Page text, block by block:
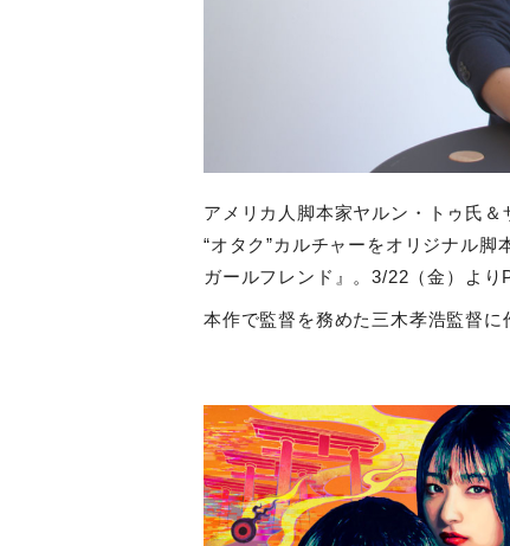
アメリカ人脚本家ヤルン・トゥ氏＆
“オタク”カルチャーをオリジナル脚
ガールフレンド』。3/22（金）よ
本作で監督を務めた三木孝浩監督に